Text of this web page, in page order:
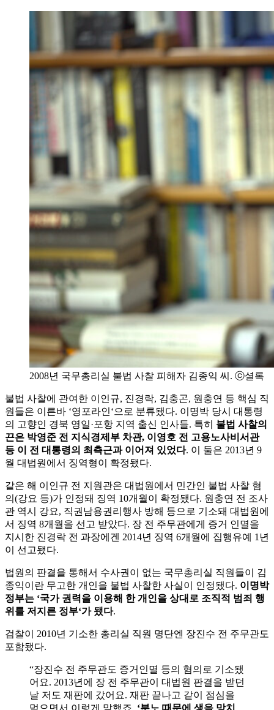
2008년 국무총리실 불법 사찰 피해자 김종익 씨. ⓒ셜록
불법 사찰에 관여한 이인규, 진경락, 김충곤, 원충연 등 핵심 직
원들은 이른바 ‘영포라인‘으로 분류됐다. 이명박 당시 대통령
의 고향인 경북 영일·포항 지역 출신 인사들. 특히 불법 사찰의
끈은 박영준 전 지식경제부 차관, 이영호 전 고용노사비서관
등 이 전 대통령의 최측근과 이어져 있었다. 이 둘은 2013년 9
월 대법원에서 징역형이 확정됐다.
같은 해 이인규 전 지원관은 대법원에서 민간인 불법 사찰 혐
의(강요 등)가 인정돼 징역 10개월이 확정됐다. 원충연 전 조사
관 역시 강요, 직권남용권리행사 방해 등으로 기소돼 대법원에
서 징역 8개월을 선고 받았다. 장 전 주무관에게 증거 인멸을
지시한 진경락 전 과장에겐 2014년 징역 6개월에 집행유예 1년
이 선고됐다.
법원의 판결을 통해서 수사권이 없는 국무총리실 직원들이 김
종익이란 무고한 개인을 불법 사찰한 사실이 인정됐다. 이명박
정부는 ‘국가 권력을 이용해 한 개인을 상대로 조직적 범죄 행
위를 저지른 정부‘가 됐다.
검찰이 2010년 기소한 총리실 직원 명단엔 장진수 전 주무관도
포함됐다.
“장진수 전 주무관도 증거인멸 등의 혐의로 기소됐
어요. 2013년에 장 전 주무관이 대법원 판결을 받던
날 저도 재판에 갔어요. 재판 끝나고 같이 점심을
먹으면서 이렇게 말했죠. ‘분노 때문에 생을 망치